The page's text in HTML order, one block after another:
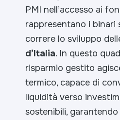
PMI nell’accesso ai
rappresentano i binari
correre lo sviluppo
d’Italia. In questo
risparmio gestito
termico, capace di
liquidità verso
sostenibili,